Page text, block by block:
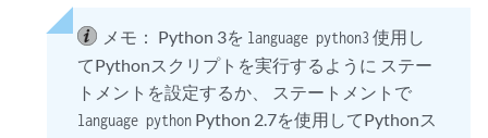
メモ： Python 3を language python3 使用し
てPythonスクリプトを実行するように ステー
トメントを設定するか、 ステートメントで
language python Python 2.7を使用してPythonス